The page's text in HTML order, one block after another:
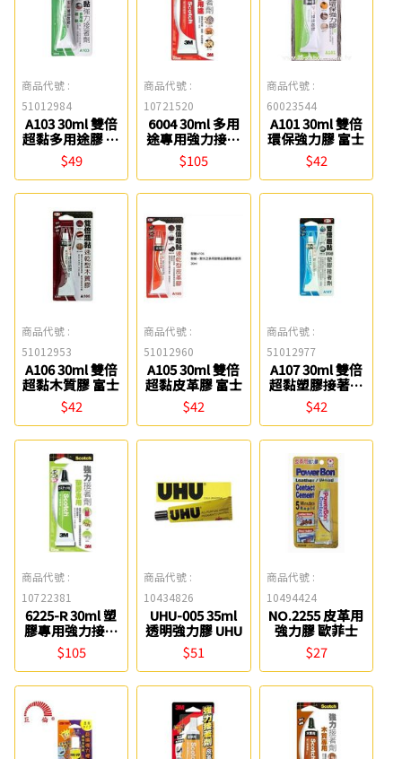
商品代號 :
51012984
A103 30ml 雙倍
超黏多用途膠 富
士
$49
商品代號 :
10721520
6004 30ml 多用
途專用強力接著
劑 3M
$105
商品代號 :
60023544
A101 30ml 雙倍
環保強力膠 富士
$42
商品代號 :
51012953
A106 30ml 雙倍
超黏木質膠 富士
$42
商品代號 :
51012960
A105 30ml 雙倍
超黏皮革膠 富士
$42
商品代號 :
51012977
A107 30ml 雙倍
超黏塑膠接著劑
富士
$42
商品代號 :
10722381
6225-R 30ml 塑
膠專用強力接著
劑 3M
$105
商品代號 :
10434826
UHU-005 35ml
透明強力膠 UHU
$51
商品代號 :
10494424
NO.2255 皮革用
強力膠 歐菲士
$27